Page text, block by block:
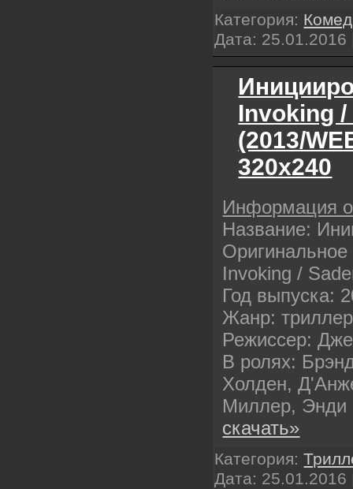
Категория:
Дата: 25.01.2016
Invoking
(2013/
320х240
Информация
Название:
Invoking /
Год выпуска:
Жанр: триллер
Режиссер:
В ролях:
Холден,
Миллер, Энди
скачать»
Категория:
Дата: 25.01.2016